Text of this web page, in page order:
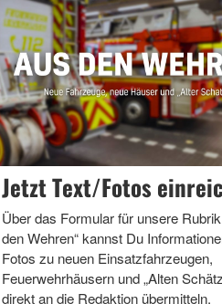
Jetzt Text/Fotos
Über das Formular für unsere
den Wehren“ kannst Du
Fotos zu neuen Einsatzfahrzeugen,
Feuerwehrhäusern und „Alten
direkt an die Redaktion übermitteln.